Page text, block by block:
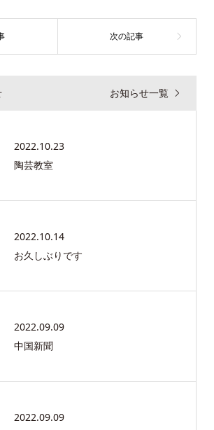
お知らせ一覧
2022.10.23
陶芸教室
2022.10.14
お久しぶりです
2022.09.09
中国新聞
2022.09.09